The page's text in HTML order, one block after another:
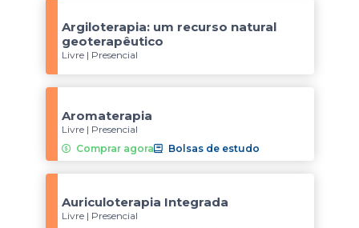
Argiloterapia: um recurso natural
geoterapêutico
Livre | Presencial
Aromaterapia
Livre | Presencial
Comprar agora
Bolsas de estudo
Auriculoterapia Integrada
Livre | Presencial